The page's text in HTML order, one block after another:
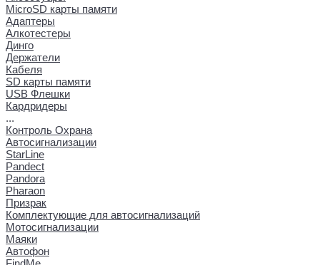
MicroSD карты памяти
Адаптеры
Алкотестеры
Динго
Держатели
Кабеля
SD карты памяти
USB Флешки
Кардридеры
...
Контроль Охрана
Автосигнализации
StarLine
Pandect
Pandora
Pharaon
Призрак
Комплектующие для автосигнализаций
Мотосигнализации
Маяки
Автофон